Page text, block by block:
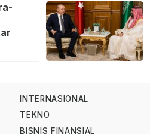
INTERNASIONAL
TEKNO
BISNIS FINANSIAL